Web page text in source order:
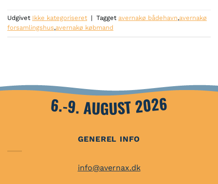
Udgivet Ikke kategoriseret | Tagget avernakø bådehavn,avernakø
forsamlingshus,avernakø købmand
6.-9. AUGUST 2026
GENEREL INFO
info@avernax.dk